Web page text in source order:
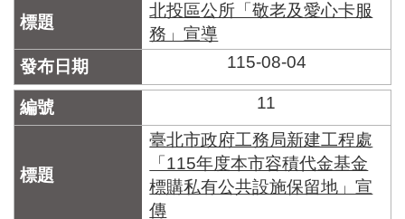
北投區公所「敬老及愛心卡服
務」宣導
115-08-04
11
臺北市政府工務局新建工程處
「115年度本市容積代金基金
標購私有公共設施保留地」宣
傳